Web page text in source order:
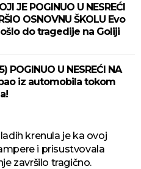
JE POGINUO U NESREĆI
OSNOVNU ŠKOLU Evo
do tragedije na Goliji
POGINUO U NESREĆI NA
iz automobila tokom
krenula je ka ovoj
i prisustvovala
završilo tragično.